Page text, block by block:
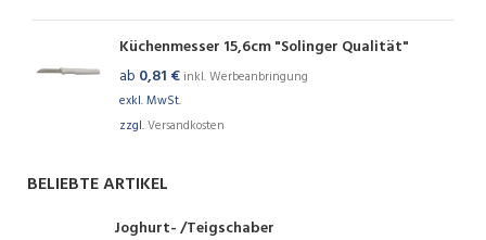
Küchenmesser 15,6cm "Solinger Qualität"
ab 0,81 € inkl. Werbeanbringung
exkl. MwSt.
zzgl.Versandkosten
BELIEBTE ARTIKEL
Joghurt- /Teigschaber